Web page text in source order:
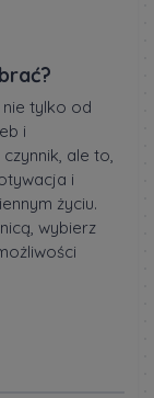
tylko od
i
ale to,
i
życiu.
wybierz